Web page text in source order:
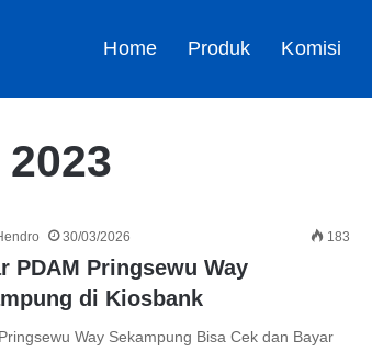
Home Produk Komisi
30/03/2026 183
PDAM Pringsewu Way
di Kiosbank
Way Sekampung Bisa Cek dan Bayar